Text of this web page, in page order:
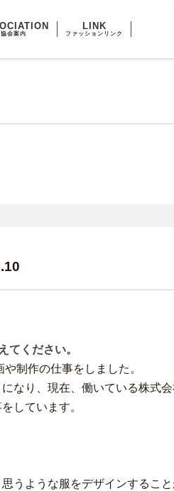
協会案内
LINK
ファッションリンク
てください。
制作の仕事をしました。
なり、現在、働いている株式
しています。
うような服をデザインするこ